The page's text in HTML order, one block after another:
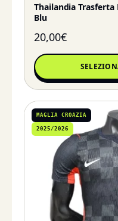
Thailandia Trasferta
Blu
20,00€
MAGLIA CROAZIA
2025/2026